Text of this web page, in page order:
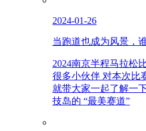
2024-01-26
当跑道也成为风景，
2024南京半程马拉松
很多小伙伴 对本次比
就带大家一起了解一
技岛的 “最美赛道”